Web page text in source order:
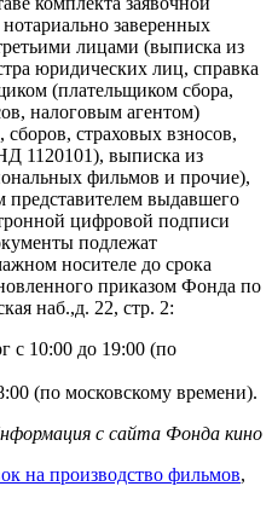
заверенных
лицами (выписка из
юридических лиц, справка
(плательщиком сбора,
налоговым агентом)
сборов, страховых взносов,
1120101), выписка из
фильмов и прочие),
выдавшего
цифровой подписи
подлежат
носителе до срока
приказом Фонда по
наб.,д. 22, стр. 2:
с 10:00 до 19:00 (по
(по московскому времени).
с сайта Фонда кино
на производство фильмов,